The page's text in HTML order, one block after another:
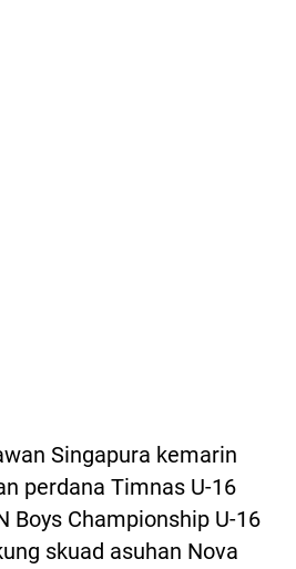
Singapura kemarin
perdana Timnas U-16
Boys Championship U-16
skuad asuhan Nova